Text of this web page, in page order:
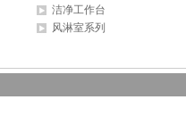
洁净工作台
风淋室系列